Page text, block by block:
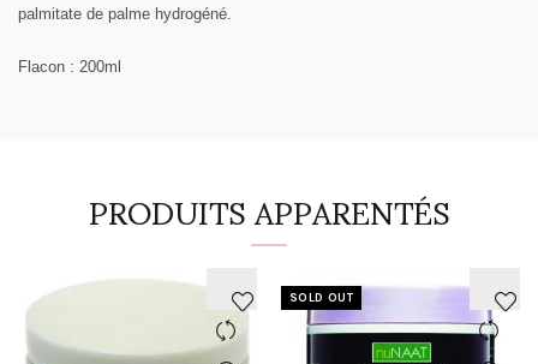
palmitate de palme hydrogéné.
Flacon : 200ml
PRODUITS APPARENTÉS
SOLD OUT